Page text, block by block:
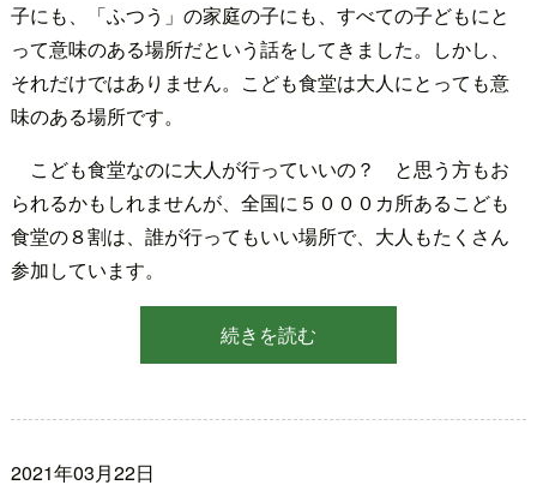
子にも、「ふつう」の家庭の子にも、すべての子どもにと
って意味のある場所だという話をしてきました。しかし、
それだけではありません。こども食堂は大人にとっても意
味のある場所です。
こども食堂なのに大人が行っていいの？ と思う方もお
られるかもしれませんが、全国に５０００カ所あるこども
食堂の８割は、誰が行ってもいい場所で、大人もたくさん
参加しています。
続きを読む
2021年03月22日